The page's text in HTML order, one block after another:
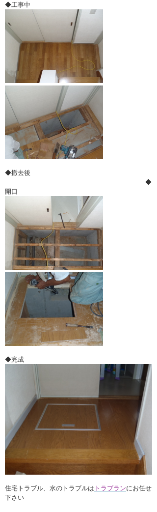
◆工事中
◆撤去後
◆
開口
◆完成
住宅トラブル、水のトラブルは トラブランにお任せ
下さい